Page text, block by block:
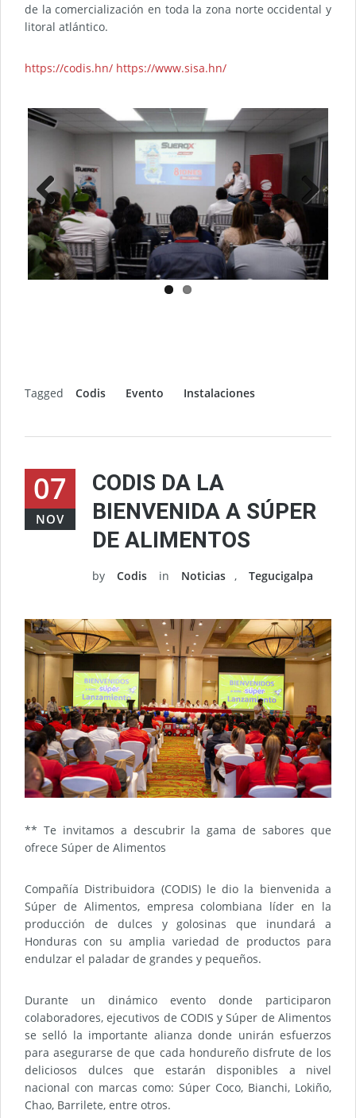
de la comercialización en toda la zona norte occidental y
litoral atlántico.
https://codis.hn/ https://www.sisa.hn/
Previ
ous
Tagged Codis Evento Instalaciones
07
NOV
CODIS DA LA
BIENVENIDA A SÚPER
DE ALIMENTOS
by Codis in Noticias , Tegucigalpa
** Te invitamos a descubrir la gama de sabores que
ofrece Súper de Alimentos
Compañía Distribuidora (CODIS) le dio la bienvenida a
Súper de Alimentos, empresa colombiana líder en la
producción de dulces y golosinas que inundará a
Honduras con su amplia variedad de productos para
endulzar el paladar de grandes y pequeños.
Durante un dinámico evento donde participaron
colaboradores, ejecutivos de CODIS y Súper de Alimentos
se selló la importante alianza donde unirán esfuerzos
para asegurarse de que cada hondureño disfrute de los
deliciosos dulces que estarán disponibles a nivel
nacional con marcas como: Súper Coco, Bianchi, Lokiño,
Chao, Barrilete, entre otros.